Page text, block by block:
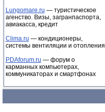
Lungomare.ru — туристическое
агенство. Визы, загранпаспорта,
авиакасса, кредит
Clima.ru — кондиционеры,
системы вентиляции и отопления
PDAforum.ru — форум о
карманных компьютерах,
коммуникаторах и смартфонах